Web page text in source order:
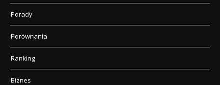
Porady
Porównania
Ranking
Biznes